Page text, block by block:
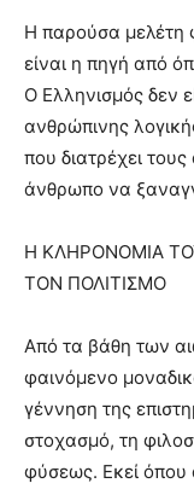
Η παρούσα μελέτη
είναι η πηγή από
Ο Ελληνισμός δεν
ανθρώπινης
που διατρέχει
άνθρωπο να
Η ΚΛΗΡΟΝΟΜΙΑ
ΤΟΝ ΠΟΛΙΤΙΣΜΟ
Από τα βάθη των
φαινόμενο
γέννηση της
στοχασμό, τη
φύσεως. Εκεί όπου